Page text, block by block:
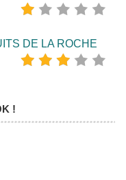
DE LA ROCHE
!